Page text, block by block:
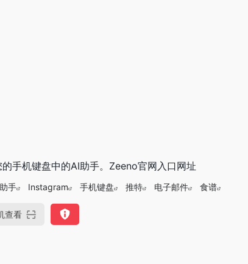
手机键盘中的AI助手。Zeeno官网入口网址
手 Instagram 手机键盘 推特 电子邮件 食谱
查看